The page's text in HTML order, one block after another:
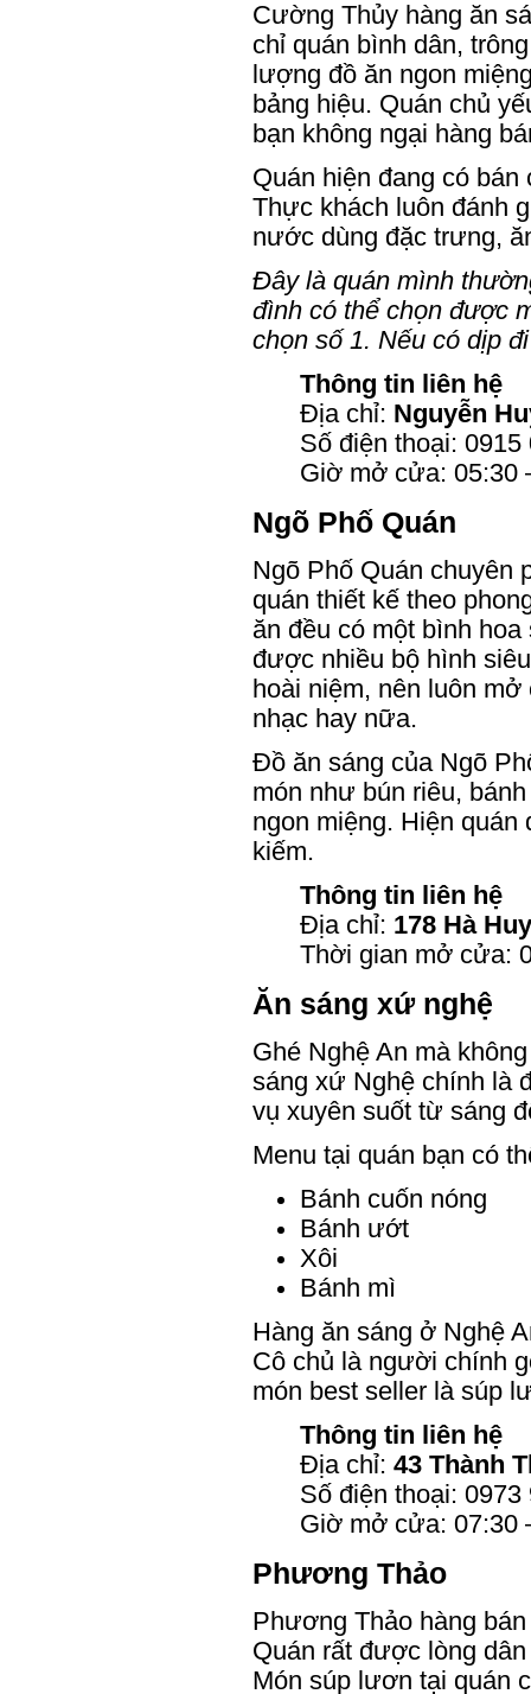
Cường Thủy hàng ăn
chỉ quán bình dân,
lượng đồ ăn ngon
bảng hiệu. Quán chủ
bạn không ngại hàng
Quán hiện đang có
Thực khách luôn đánh
nước dùng đặc trưng,
Đây là quán mình
đình có thể chọn được
chọn số 1. Nếu có dịp
Thông tin liên hệ
Địa chỉ: Nguyễn
Số điện thoại: 0915
Giờ mở cửa: 05:30
Ngõ Phố Quán
Ngõ Phố Quán chuyên
quán thiết kế theo
ăn đều có một bình
được nhiều bộ hình
hoài niệm, nên luôn
nhạc hay nữa.
Đồ ăn sáng của Ngõ
món như bún riêu,
ngon miệng. Hiện
kiếm.
Thông tin liên hệ
Địa chỉ: 178 Hà
Thời gian mở cửa:
Ăn sáng xứ nghệ
Ghé Nghệ An mà
sáng xứ Nghệ chính là
vụ xuyên suốt từ sáng
Menu tại quán bạn có
Bánh cuốn nóng
Bánh ướt
Xôi
Bánh mì
Hàng ăn sáng ở Nghệ
Cô chủ là người chính
món best seller là súp
Thông tin liên hệ
Địa chỉ: 43 Thành
Số điện thoại: 0973
Giờ mở cửa: 07:30
Phương Thảo
Phương Thảo hàng
Quán rất được lòng
Món súp lươn tại quán